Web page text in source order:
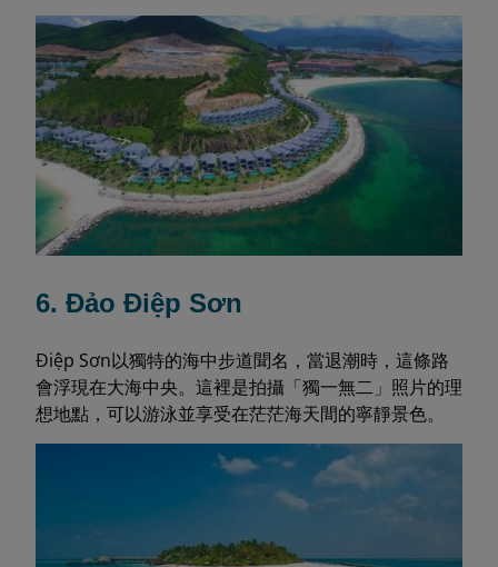
6. Đảo Điệp Sơn
Điệp Sơn以獨特的海中步道聞名，當退潮時，這條路
會浮現在大海中央。這裡是拍攝「獨一無二」照片的理
想地點，可以游泳並享受在茫茫海天間的寧靜景色。